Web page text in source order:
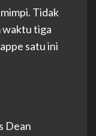
Tidak
waktu tiga
satu ini
Dean